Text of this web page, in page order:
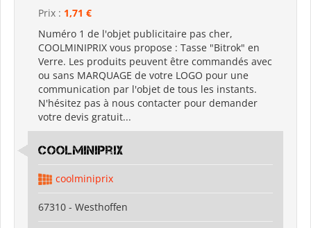
Prix : 1,71 €
Numéro 1 de l'objet publicitaire pas cher,
COOLMINIPRIX vous propose : Tasse "Bitrok" en
Verre. Les produits peuvent être commandés avec
ou sans MARQUAGE de votre LOGO pour une
communication par l'objet de tous les instants.
N'hésitez pas à nous contacter pour demander
votre devis gratuit...
coolminiprix
coolminiprix
67310 - Westhoffen